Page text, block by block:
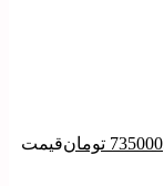
735000 تومانقیمت